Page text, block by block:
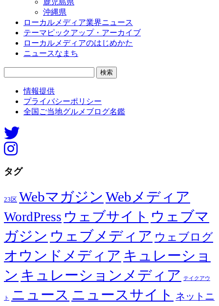
沖縄県
ローカルメディア業界ニュース
テーマピックアップ・アーカイブ
ローカルメディアのはじめかた
ニュースなまち
情報提供
プライバシーポリシー
全国ご当地グルメブログ名鑑
タグ
23区 Webマガジン Webメディア
WordPress ウェブサイト ウェブマ
ガジン ウェブメディア ウェブログ
オウンドメディア キュレーショ
ン キュレーションメディア テイクアウ
ト ニュース ニュースサイト ネットニ